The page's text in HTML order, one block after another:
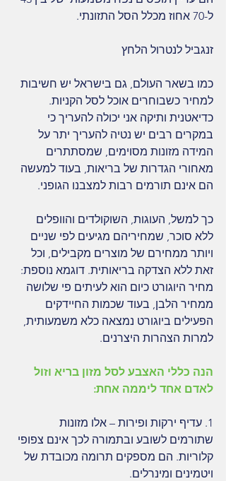
ל-70 אחוז מכלל הסל התזונתי.
זנגביל לנטרול הלחץ
כמו בשאר העולם, גם בישראל יש חשיבות
למחיר כשבוחרים אוכל לסל הקניות.
כדיאטנית ותיקה אני יכולה להעריך כי
במקרים רבים יש נטיה להעריך יתר על
המידה מזונות מסוימים, שמסתתרים
מאחורי הגדרות של בריאות, בעוד למעשה
הם אינם תורמים רבות למצבנו הגופני.
כך למשל, העוגות, השוקולדים והוופלים
ללא סוכר, שמחיריהם מגיעים לפי שניים
ויותר ממחירם של מוצרים מקבילים, וכל
זאת ללא הצדקה בריאותית. דוגמא נוספת:
מחיר היוגורט כיום הוא לעיתים פי שלושה
ממחיר הלבן, בעוד שכמות החיידקים
הפעילים ביוגורט נמצאה כלא משמעותית,
למרות הצהרות היצרנים.
הנה כללי האצבע לסל מזון בריא וזול
לאדם אחד ליממה אחת:
1. עדיף ירקות ופירות – אלו מזונות
שתורמים לשובע ובתמורה לכך אינם צפופי
קלוריות. הם מספקים תרומה מכובדת של
ויטמינים ומינרלים.